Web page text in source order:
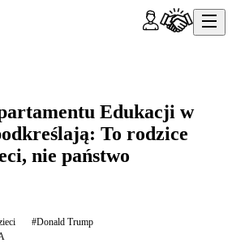
Edukacji w
To rodzice
nie państwo
#Donald Trump